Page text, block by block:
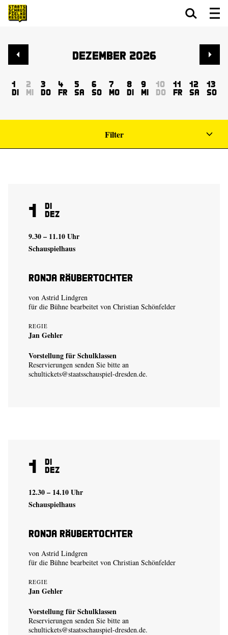
Dezember 2026
1
Di
2
Mi
3
Do
4
Fr
5
Sa
6
So
7
Mo
8
Di
9
Mi
10
Do
11
Fr
12
Sa
13
So
Filter
1 Di
Dez
9.30 – 11.10 Uhr
Schauspielhaus
Ronja Räubertochter
von Astrid Lindgren
für die Bühne bearbeitet von Christian Schönfelder
REGIE
Jan Gehler
Vorstellung für Schulklassen
Reservierungen senden Sie bitte an
schultickets@staatsschauspiel-dresden.de.
1 Di
Dez
12.30 – 14.10 Uhr
Schauspielhaus
Ronja Räubertochter
von Astrid Lindgren
für die Bühne bearbeitet von Christian Schönfelder
REGIE
Jan Gehler
Vorstellung für Schulklassen
Reservierungen senden Sie bitte an
schultickets@staatsschauspiel-dresden.de.